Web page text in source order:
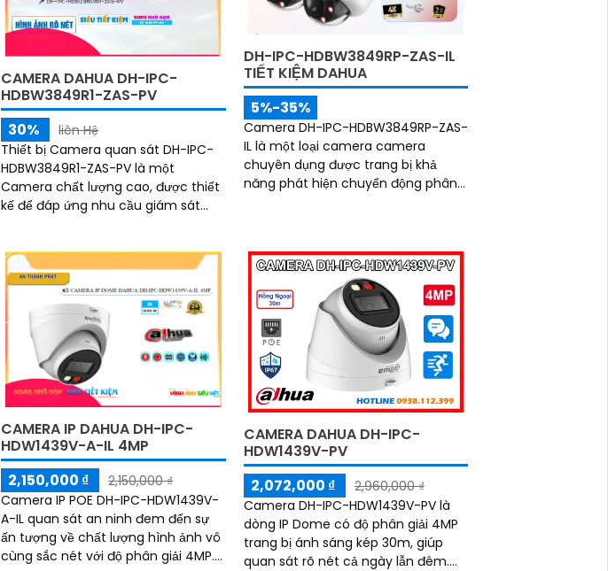
CAMERA DAHUA DH-IPC-
HDBW3849R1-ZAS-PV
30%
liên Hệ
Thiết bị Camera quan sát DH-IPC-
HDBW3849R1-ZAS-PV là một
Camera chất lượng cao, được thiết
kế để đáp ứng nhu cầu giám sát
DH-IPC-HDBW3849RP-ZAS-IL
TIẾT KIỆM DAHUA
5%-35%
Camera DH-IPC-HDBW3849RP-ZAS-
IL là một loại camera camera
chuyên dụng được trang bị khả
năng phát hiện chuyển động phân
nét lên đến 8
CAMERA IP DAHUA DH-IPC-
HDW1439V-A-IL 4MP
2,150,000 ₫
2,150,000 ₫
Camera IP POE DH-IPC-HDW1439V-
A-IL quan sát an ninh đem đến sự
ấn tượng về chất lượng hình ảnh vô
cùng sắc nét với độ phân giải 4MP.
CAMERA DAHUA DH-IPC-
HDW1439V-PV
2,072,000 ₫
2,960,000 ₫
Camera DH-IPC-HDW1439V-PV là
dòng IP Dome có độ phân giải 4MP
trang bị ánh sáng kép 30m, giúp
quan sát rõ nét cả ngày lẫn đêm.